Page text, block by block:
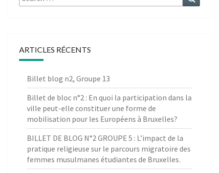
for:
ARTICLES RÉCENTS
Billet blog n2, Groupe 13
Billet de bloc n°2 : En quoi la participation dans la
ville peut-elle constituer une forme de
mobilisation pour les Européens à Bruxelles?
BILLET DE BLOG N°2 GROUPE 5 : L’impact de la
pratique religieuse sur le parcours migratoire des
femmes musulmanes étudiantes de Bruxelles.